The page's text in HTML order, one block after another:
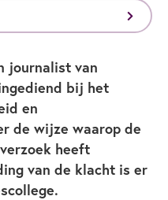
journalist van
bij het
en
de wijze waarop de
heeft
van de klacht is er